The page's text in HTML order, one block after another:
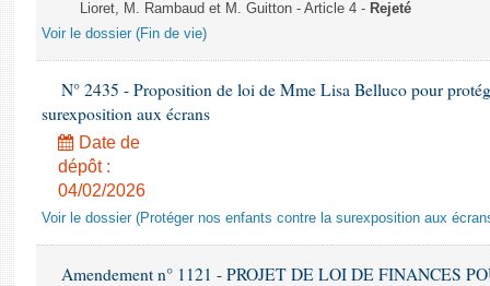
Lioret, M. Rambaud et M. Guitton - Article 4 - Rejeté
Voir le dossier (Fin de vie)
N° 2435 - Proposition de loi de Mme Lisa Belluco pour
surexposition aux écrans
Date de
dépôt :
04/02/2026
Voir le dossier (Protéger nos enfants contre la surexposition aux
Amendement n° 1121 - PROJET DE LOI DE FINANCES